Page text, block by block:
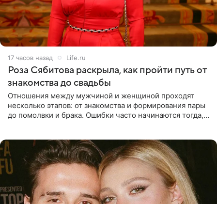
17 часов назад Life.ru
Роза Сябитова раскрыла, как пройти путь от
знакомства до свадьбы
Отношения между мужчиной и женщиной проходят
несколько этапов: от знакомства и формирования пары
до помолвки и брака. Ошибки часто начинаются тогда,